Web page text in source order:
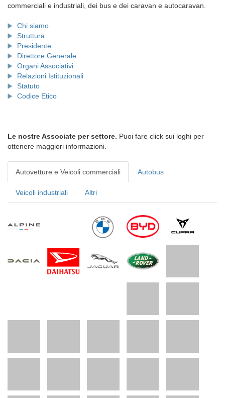
commerciali e industriali, dei bus e dei caravan e autocaravan.
Chi siamo
Struttura
Presidente
Direttore Generale
Organi Associativi
Relazioni Istituzionali
Statuto
Codice Etico
Le nostre Associate per settore. Puoi fare click sui loghi per
ottenere maggiori informazioni.
Autovetture e Veicoli commerciali Autobus
Veicoli industriali Altri